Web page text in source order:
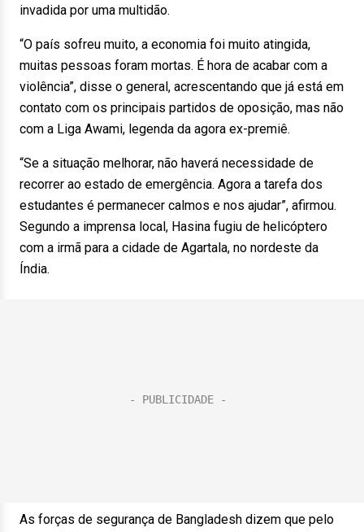
invadida por uma multidão.
“O país sofreu muito, a economia foi muito atingida,
muitas pessoas foram mortas. É hora de acabar com a
violência”, disse o general, acrescentando que já está em
contato com os principais partidos de oposição, mas não
com a Liga Awami, legenda da agora ex-premiê.
“Se a situação melhorar, não haverá necessidade de
recorrer ao estado de emergência. Agora a tarefa dos
estudantes é permanecer calmos e nos ajudar”, afirmou.
Segundo a imprensa local, Hasina fugiu de helicóptero
com a irmã para a cidade de Agartala, no nordeste da
Índia.
As forças de segurança de Bangladesh dizem que pelo